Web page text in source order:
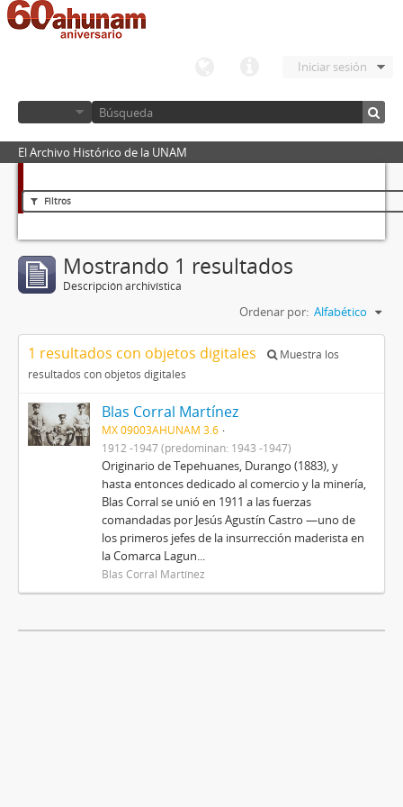
Iniciar sesión
El Archivo Histórico de la UNAM
Filtros
Mostrando 1 resultados
Descripción archivística
Ordenar por: Alfabético
1 resultados con objetos digitales
Muestra los
resultados con objetos digitales
Blas Corral Martínez
MX 09003AHUNAM 3.6
1912 -1947 (predominan: 1943 -1947)
Originario de Tepehuanes, Durango (1883), y
hasta entonces dedicado al comercio y la minería,
Blas Corral se unió en 1911 a las fuerzas
comandadas por Jesús Agustín Castro —uno de
los primeros jefes de la insurrección maderista en
la Comarca Lagun...
Blas Corral Martínez